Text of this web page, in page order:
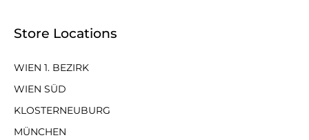
Store Locations
WIEN 1. BEZIRK
WIEN SÜD
KLOSTERNEUBURG
MÜNCHEN